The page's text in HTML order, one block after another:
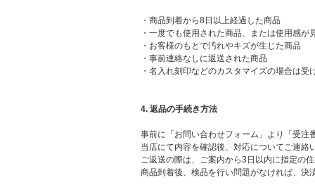
・商品到着から8日以上経過した商品
・一度でも使用された商品、または使用感が
・お客様のもとで汚れやキズが生じた商品
・事前連絡なしに返送された商品
・名入れ刻印などのカスタマイズの場合は受
4. 返品の手続き方法
事前に「お問い合わせフォーム」より「受注
当店にて内容を確認後、対応についてご連
ご返送の際は、ご案内から3日以内に指定の
商品到着後、検品を行い問題がなければ、決